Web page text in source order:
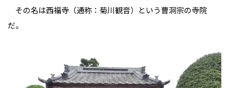
その名は西福寺（通称：菊川観音）という曹洞宗の寺院
だ。